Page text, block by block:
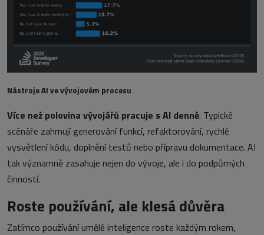
Nástroje AI ve vývojovém procesu
Více než polovina vývojářů pracuje s AI denně. Typické
scénáře zahrnují generování funkcí, refaktorování, rychlé
vysvětlení kódu, doplnění testů nebo přípravu dokumentace. AI
tak významně zasahuje nejen do vývoje, ale i do podpůrných
činností.
Roste používání, ale klesá důvěra
Zatímco používání umělé inteligence roste každým rokem,